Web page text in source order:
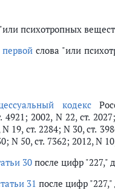
психотропных
слова "или
кодекс
2002, N 22, ст.
19, ст. 2284; N 30, ст.
N 50, ст. 7362; 2012, N
30 после цифр "227,"
31 после цифр